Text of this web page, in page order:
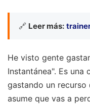
🔗 Leer más:
He visto gente
Instantánea". Es una
gastando un recurso
asume que vas a